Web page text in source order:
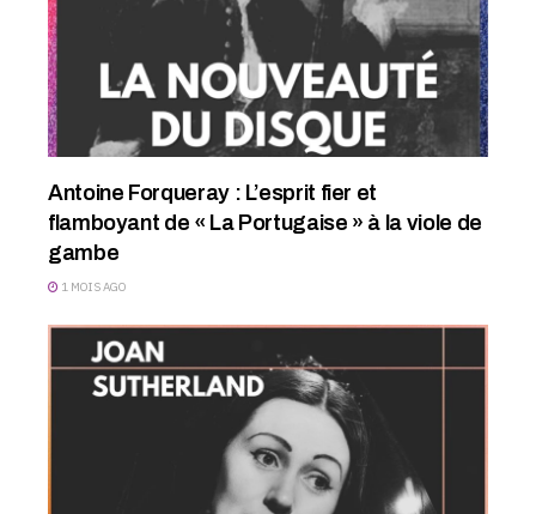
Antoine Forqueray : L’esprit fier et
flamboyant de « La Portugaise » à la viole de
gambe
1 MOIS AGO